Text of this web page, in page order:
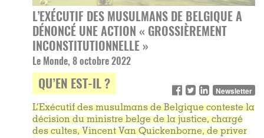
L’EXÉCUTIF DES MUSULMANS DE BELGIQUE A
DÉNONCÉ UNE ACTION « GROSSIÈREMENT
INCONSTITUTIONNELLE »
Le Monde, 8 octobre 2022
QU’EN EST-IL ? Newsletter
L’Exécutif des musulmans de Belgique conteste la
décision du ministre belge de la justice, chargé
des cultes, Vincent Van Quickenborne, de priver